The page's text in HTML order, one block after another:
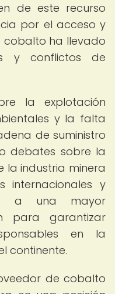
de este recurso
por el acceso y
cobalto ha llevado
y conflictos de
la explotación
y la falta
de suministro
debates sobre la
la industria minera
internacionales y
a una mayor
para garantizar
en la
continente.
de cobalto